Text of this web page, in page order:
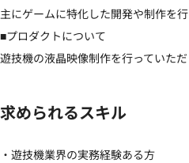
主にゲームに特化した開発や制作を行
■プロダクトについて
遊技機の液晶映像制作を行っていただ
求められるスキル
・遊技機業界の実務経験ある方